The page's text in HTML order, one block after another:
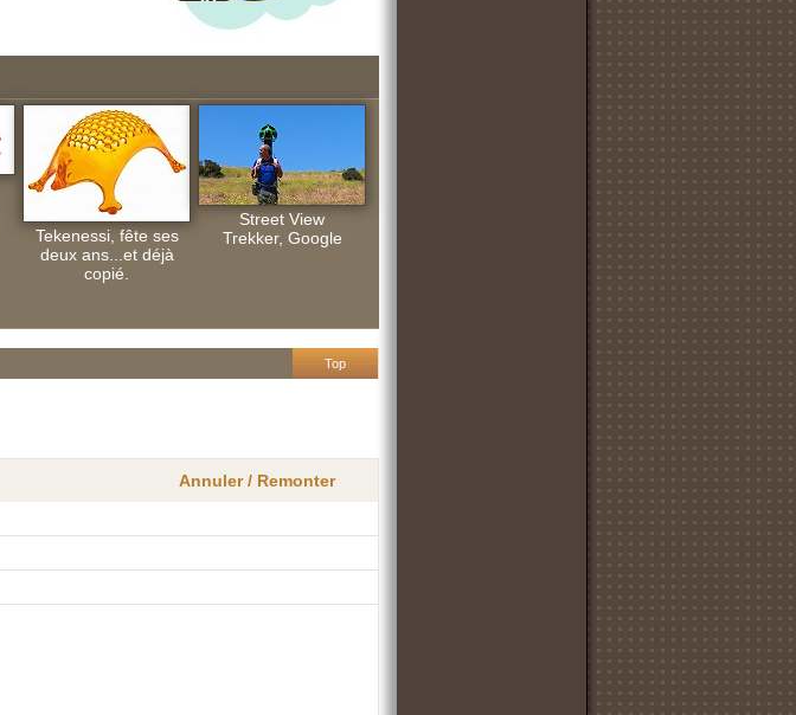
Tekenessi, fête ses
deux ans...et déjà
copié.
Street View
Trekker, Google
Top
Annuler / Remonter